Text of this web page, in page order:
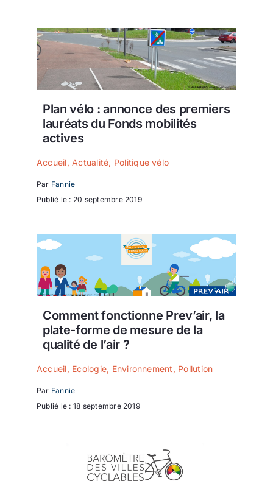
Plan vélo : annonce des premiers
lauréats du Fonds mobilités
actives
Accueil, Actualité, Politique vélo
Par Fannie
Publié le : 20 septembre 2019
Comment fonctionne Prev’air, la
plate-forme de mesure de la
qualité de l’air ?
Accueil, Ecologie, Environnement , Pollution
Par Fannie
Publié le : 18 septembre 2019